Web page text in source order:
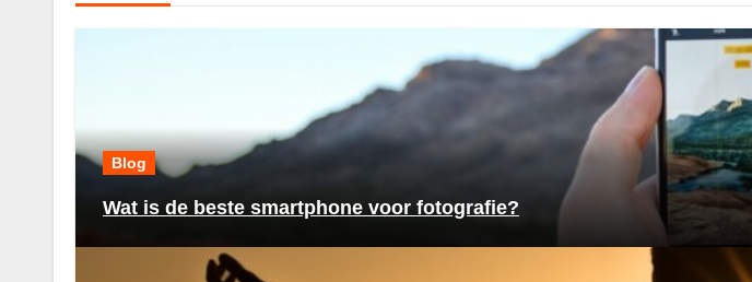
Blog
Wat is de beste smartphone voor fotografie?